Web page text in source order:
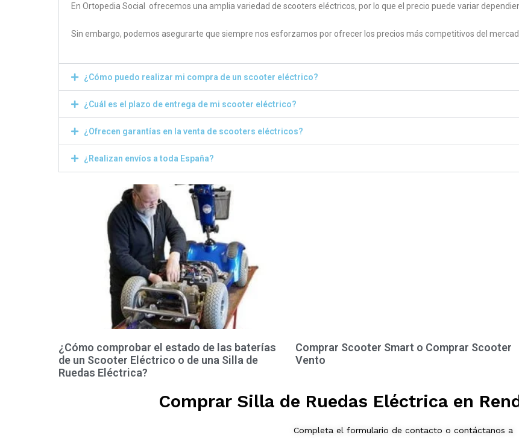
En Ortopedia Social ofrecemos una amplia variedad de scooters eléctricos, por lo que el precio puede variar
Sin embargo, podemos asegurarte que siempre nos esforzamos por ofrecer los precios más competitivos del
¿Cómo puedo realizar mi compra de un scooter eléctrico?
¿Cuál es el plazo de entrega de mi scooter eléctrico?
¿Ofrecen garantías en la venta de scooters eléctricos?
¿Realizan envíos a toda España?
¿Cómo comprobar el estado de las baterías
de un Scooter Eléctrico o de una Silla de
Ruedas Eléctrica?
Comprar Scooter Smart o Comprar Scooter
Vento
Comprar Silla de Ruedas Eléctrica en
Completa el formulario de contacto o contáctanos a